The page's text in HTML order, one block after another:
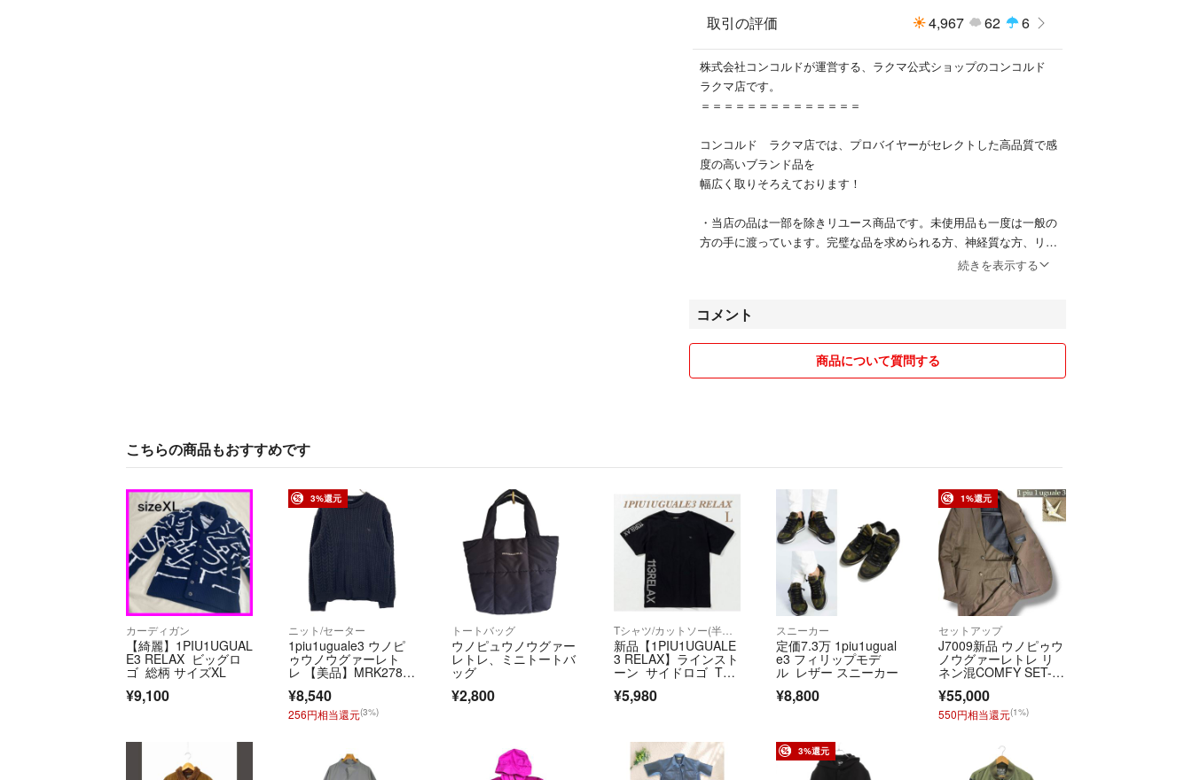
取引の評価 4,967 62 6
株式会社コンコルドが運営する、ラクマ公式ショップのコンコルド
ラクマ店です。
＝＝＝＝＝＝＝＝＝＝＝＝＝＝
コンコルド ラクマ店では、プロバイヤーがセレクトした高品質で感
度の高いブランド品を
幅広く取りそろえております！
・当店の品は一部を除きリユース商品です。未使用品も一度は一般の
方の手に渡っています。完璧な品を求められる方、神経質な方、リサ
イクル品へご理解いただけない方は、ご注文をお控えくださいませ。
ただいた品が欠品する場合がございます。予めご了承くださいませ。
・商品画像はできる限り現物をきれいに撮影するよう心がけておりま
すが、ご利用のモニターしだいでは実物と異なる場合がございます。
商品状態は掲載前に十分な確認を行っておりますが、重大な見落とし
がございました際はご返品を承ります。サイズが合わない、イメージ
が違う、間違えた等お客様都合での返品はお受けしておりません。
●ご注文の商品と異なる商品が届いた場合
●商品状態が商品説明と著しく異なる場合
はご返品をお受けしております。
・ご購入後、1〜2営業日以内に商品を発送させていただきます。
※土日・祝日は休業日となりますため、その場合は翌営業日の対応と
なります。
平日は毎日発送しております。
＝＝＝＝＝＝＝＝＝＝＝＝＝＝
続きを表示する
コメント
商品について質問する
こちらの商品もおすすめです
カーディガン
【綺麗】1PIU1UGUAL
E3 RELAX ビッグロ
ゴ 総柄 サイズXL
¥9,100
3%還元
ニット/セーター
1piu1uguale3 ウノピ
ゥウノウグァーレト
レ 【美品】MRK278-
WNY043 CRAZY CAB
LE CREW ロゴ刺繍 ク
ルーネック ニットセ
ーター/ V
¥8,540
256円相当還元(3%)
トートバッグ
ウノピュウノウグァー
レトレ、ミニトートバ
ッグ
¥2,800
Tシャツ/カットソー(半袖/袖なし)
新品【1PIU1UGUALE
3 RELAX】ラインスト
ーン サイドロゴ Tシ
¥5,980
スニーカー
定価7.3万 1piu1ugual
e3 フィリップモデ
ル レザー スニーカー
¥8,800
1%還元
セットアップ
J7009新品 ウノピゥウ
ノウグァーレトレ リ
ネン混COMFY SET-U
P Ⅵ
¥55,000
550円相当還元(1%)
3%還元